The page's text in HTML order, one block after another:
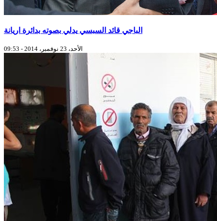
الباجي قائد السبسي يدلي بصوته بدائرة اريانة
الأحد، 23 نوفمبر، 2014 - 09:53